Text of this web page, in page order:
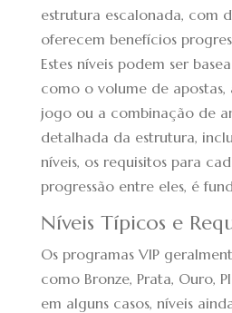
estrutura escalonada, com
oferecem benefícios
Estes níveis podem ser
como o volume de
jogo ou a combinação de
detalhada da estrutura,
níveis, os requisitos para
progressão entre eles, é
Níveis Típicos e
Os programas VIP
como Bronze, Prata, Ouro,
em alguns casos, níveis